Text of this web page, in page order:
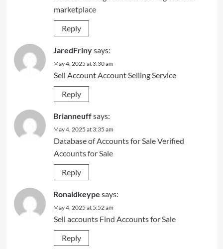
marketplace
Reply
JaredFrinysays:
May 4, 2025 at 3:30 am
Sell AccountAccount Selling Service
Reply
Brianneuffsays:
May 4, 2025 at 3:35 am
Database of Accounts for SaleVerified
Accounts for Sale
Reply
Ronaldkeype says:
May 4, 2025 at 5:52 am
Sell accounts Find Accounts for Sale
Reply